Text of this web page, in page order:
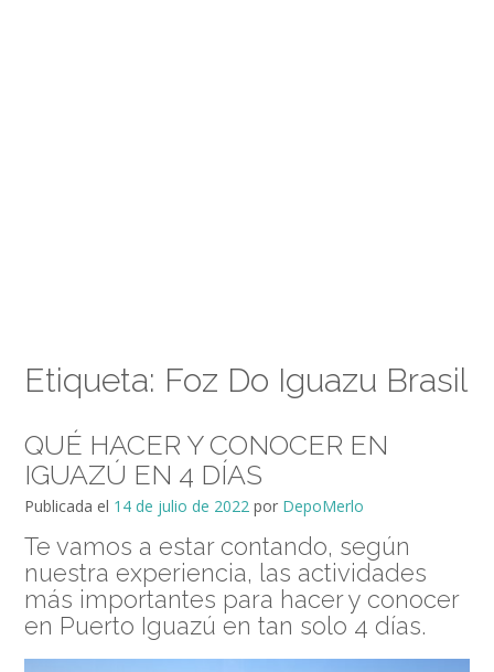
Etiqueta: Foz Do Iguazu Brasil
QUÉ HACER Y CONOCER EN
IGUAZÚ EN 4 DÍAS
Publicada el 14 de julio de 2022 por DepoMerlo
Te vamos a estar contando, según
nuestra experiencia, las actividades
más importantes para hacer y conocer
en Puerto Iguazú en tan solo 4 días.